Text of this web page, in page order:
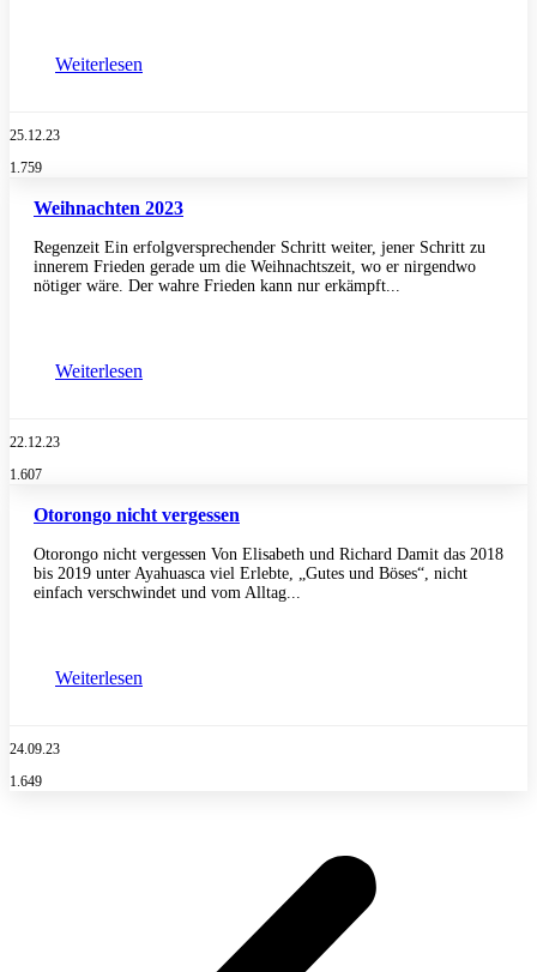
Weiterlesen
25.12.23
1.759
Weihnachten 2023
Regenzeit Ein erfolgversprechender Schritt weiter, jener Schritt zu
innerem Frieden gerade um die Weihnachtszeit, wo er nirgendwo
nötiger wäre. Der wahre Frieden kann nur erkämpft...
Weiterlesen
22.12.23
1.607
Otorongo nicht vergessen
Otorongo nicht vergessen Von Elisabeth und Richard Damit das 2018
bis 2019 unter Ayahuasca viel Erlebte, „Gutes und Böses“, nicht
einfach verschwindet und vom Alltag...
Weiterlesen
24.09.23
1.649